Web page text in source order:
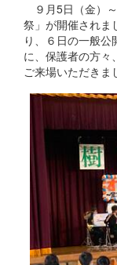
９月5日（金）
祭」が開催されま
り、６日の一般
に、保護者の方々
ご来場いただきま